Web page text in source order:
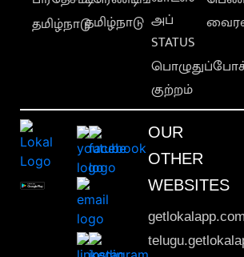
தமிழ்நாடுதமிழ்நாடு அப்
STATUS
குற்றம்
OUR
OTHER
WEBSITES
getlokalapp.com